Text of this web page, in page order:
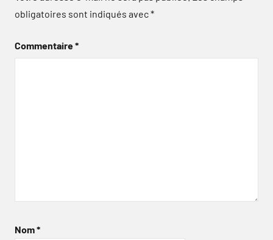
obligatoires sont indiqués avec*
Commentaire*
Nom*